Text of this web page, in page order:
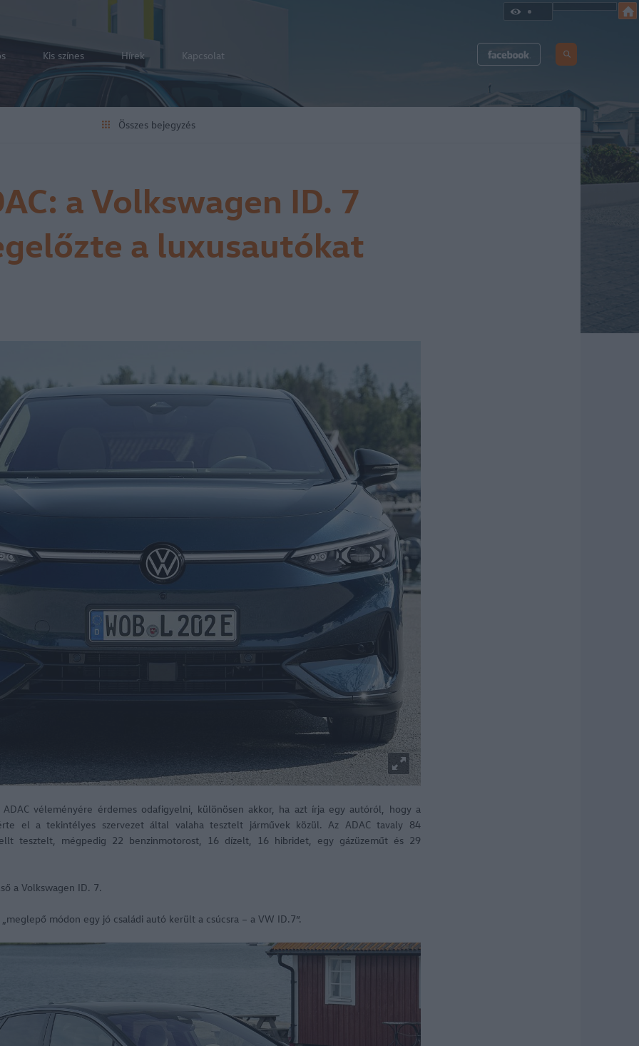
Kis színes Hírek Kapcsolat
Összes bejegyzés
a Volkswagen ID. 7
a luxusautókat
véleményére érdemes odafigyelni, különösen akkor, ha azt írja egy autóról, hogy a
el a tekintélyes szervezet által valaha tesztelt járművek közül. Az ADAC tavaly 84
tesztelt, mégpedig 22 benzinmotorost, 16 dízelt, 16 hibridet, egy gázüzeműt és 29
a Volkswagen ID. 7.
módon egy jó családi autó került a csúcsra – a VW ID.7”.